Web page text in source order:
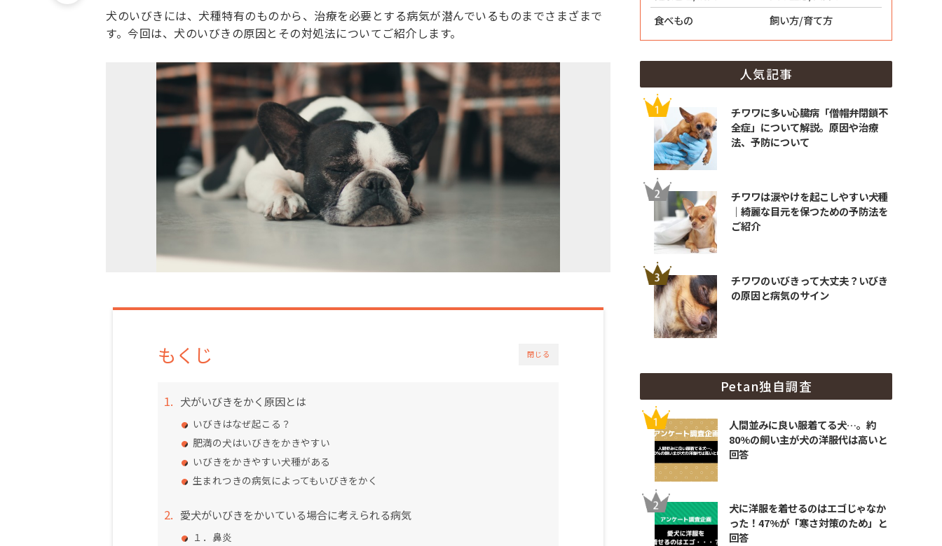
犬のいびきには、犬種特有のものから、治療を必要とする病気が潜んでいるものまでさまざまで
す。今回は、犬のいびきの原因とその対処法についてご紹介します。
閉じる
もくじ
犬がいびきをかく原因とは
いびきはなぜ起こる？
肥満の犬はいびきをかきやすい
いびきをかきやすい犬種がある
生まれつきの病気によってもいびきをかく
愛犬がいびきをかいている場合に考えられる病気
１．鼻炎
食べもの
飼い方/育て方
人気記事
チワワに多い心臓病「僧帽弁閉鎖不
全症」について解説。原因や治療
法、予防について
チワワは涙やけを起こしやすい犬種
｜綺麗な目元を保つための予防法を
ご紹介
チワワのいびきって大丈夫？いびき
の原因と病気のサイン
Petan独自調査
人間並みに良い服着てる犬…。約
80%の飼い主が犬の洋服代は高いと
回答
犬に洋服を着せるのはエゴじゃなか
った！47%が「寒さ対策のため」と
回答